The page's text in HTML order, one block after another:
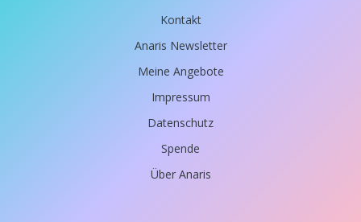
Kontakt
Anaris Newsletter
Meine Angebote
Impressum
Datenschutz
Spende
Über Anaris